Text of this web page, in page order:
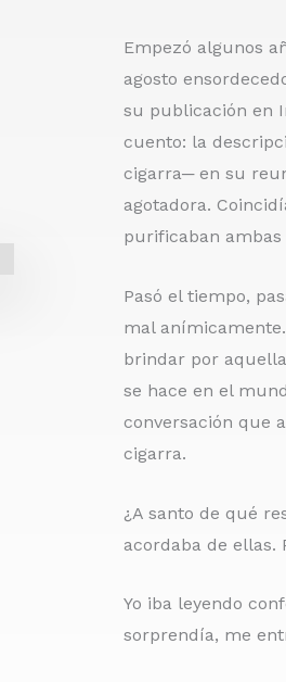
Empezó algunos
agosto
su publicación en
cuento: la
cigarra─ en su
agotadora.
purificaban
Pasó el tiempo,
mal
brindar por
se hace en el
conversación que
cigarra.
¿A santo de qué
acordaba de ellas.
Yo iba leyendo
sorprendía, me